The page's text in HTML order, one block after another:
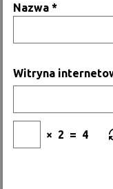
Nazwa*
Witryna
× 2 = 4